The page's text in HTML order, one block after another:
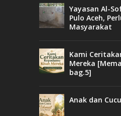
Yayasan Al-
Pulo Aceh,
Masyarakat
Kami
Mereka
bag.5]
Anak dan